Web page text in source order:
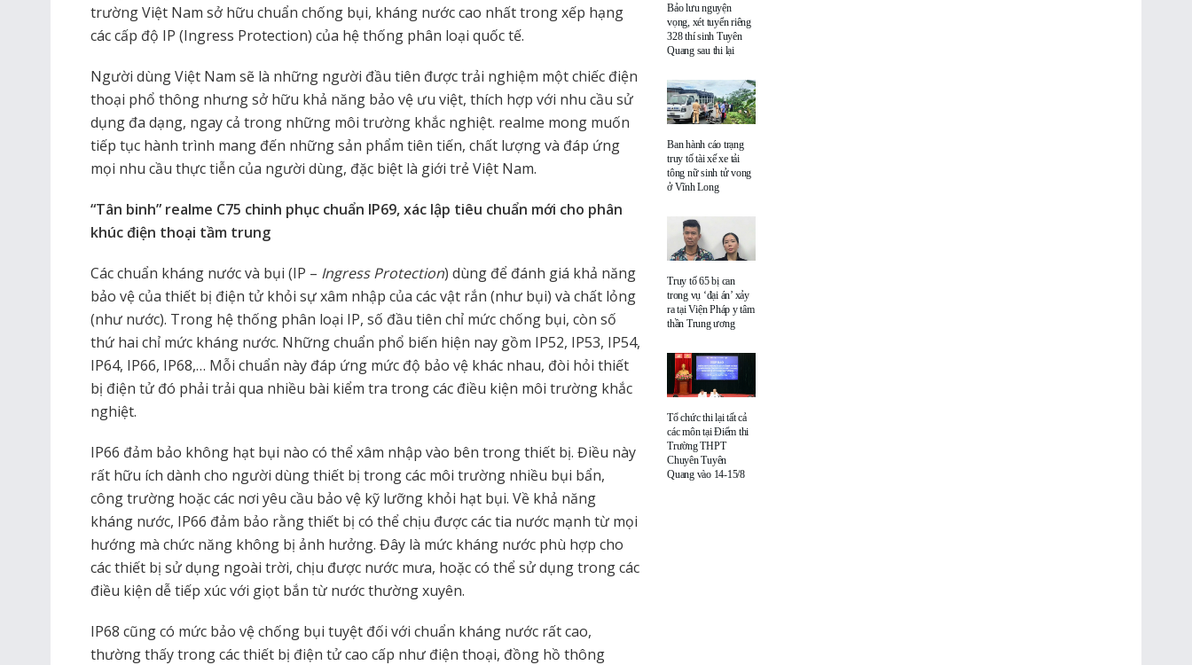
trường Việt Nam sở hữu chuẩn chống bụi, kháng nước cao nhất trong xếp hạng
các cấp độ IP (Ingress Protection) của hệ thống phân loại quốc tế.
Người dùng Việt Nam sẽ là những người đầu tiên được trải nghiệm một chiếc điện
thoại phổ thông nhưng sở hữu khả năng bảo vệ ưu việt, thích hợp với nhu cầu sử
dụng đa dạng, ngay cả trong những môi trường khắc nghiệt. realme mong muốn
tiếp tục hành trình mang đến những sản phẩm tiên tiến, chất lượng và đáp ứng
mọi nhu cầu thực tiễn của người dùng, đặc biệt là giới trẻ Việt Nam.
“Tân binh” realme C75 chinh phục chuẩn IP69, xác lập tiêu chuẩn mới cho phân
khúc điện thoại tầm trung
Các chuẩn kháng nước và bụi (IP – Ingress Protection) dùng để đánh giá khả năng
bảo vệ của thiết bị điện tử khỏi sự xâm nhập của các vật rắn (như bụi) và chất lỏng
(như nước). Trong hệ thống phân loại IP, số đầu tiên chỉ mức chống bụi, còn số
thứ hai chỉ mức kháng nước. Những chuẩn phổ biến hiện nay gồm IP52, IP53, IP54,
IP64, IP66, IP68,… Mỗi chuẩn này đáp ứng mức độ bảo vệ khác nhau, đòi hỏi thiết
bị điện tử đó phải trải qua nhiều bài kiểm tra trong các điều kiện môi trường khắc
nghiệt.
IP66 đảm bảo không hạt bụi nào có thể xâm nhập vào bên trong thiết bị. Điều này
rất hữu ích dành cho người dùng thiết bị trong các môi trường nhiều bụi bẩn,
công trường hoặc các nơi yêu cầu bảo vệ kỹ lưỡng khỏi hạt bụi. Về khả năng
kháng nước, IP66 đảm bảo rằng thiết bị có thể chịu được các tia nước mạnh từ mọi
hướng mà chức năng không bị ảnh hưởng. Đây là mức kháng nước phù hợp cho
các thiết bị sử dụng ngoài trời, chịu được nước mưa, hoặc có thể sử dụng trong các
điều kiện dễ tiếp xúc với giọt bắn từ nước thường xuyên.
IP68 cũng có mức bảo vệ chống bụi tuyệt đối với chuẩn kháng nước rất cao,
thường thấy trong các thiết bị điện tử cao cấp như điện thoại, đồng hồ thông
Bảo lưu nguyện
vọng, xét tuyển riêng
328 thí sinh Tuyên
Quang sau thi lại
Ban hành cáo trạng
truy tố tài xế xe tải
tông nữ sinh tử vong
ở Vĩnh Long
Truy tố 65 bị can
trong vụ ‘đại án’ xảy
ra tại Viện Pháp y tâm
thần Trung ương
Tổ chức thi lại tất cả
các môn tại Điểm thi
Trường THPT
Chuyên Tuyên
Quang vào 14-15/8